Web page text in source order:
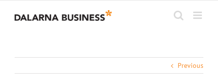
Skip
content
Previous